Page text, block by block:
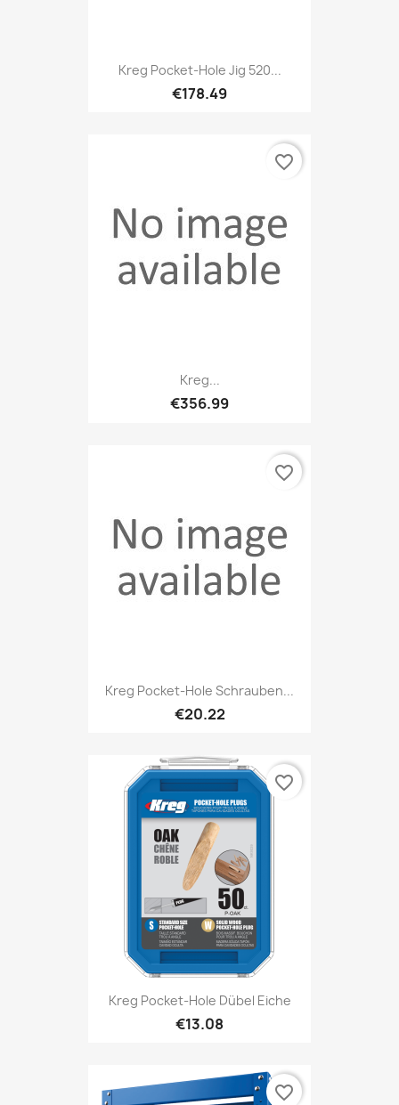
Kreg Pocket-Hole Jig 520...
€178.49
Kreg...
€356.99
favorite_border
Kreg Pocket-Hole Schrauben...
€20.22
favorite_border
Kreg Pocket-Hole Dübel Eiche
€13.08
favorite_border
favorite_border